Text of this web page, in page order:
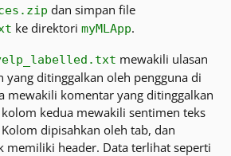
dan simpan file
ke direktorimyMLApp.
mewakili ulasan
yang ditinggalkan oleh pengguna di
mewakili komentar yang ditinggalkan
kedua mewakili sentimen teks
dipisahkan oleh tab, dan
memiliki header. Data terlihat seperti